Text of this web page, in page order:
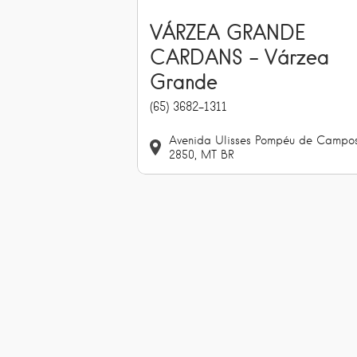
VÁRZEA GRANDE
CARDANS – Várzea
Grande
(65) 3682-1311
Avenida Ulisses Pompéu de
2850
MT BR